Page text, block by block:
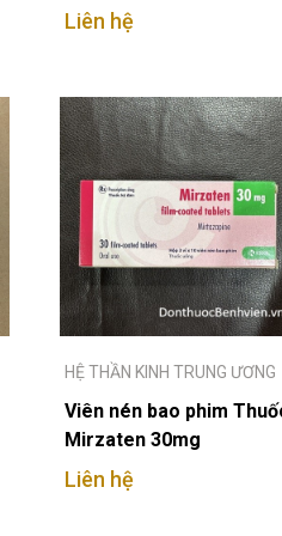
Liên hệ
HỆ THẦN KINH TRUNG ƯƠNG
Viên nén bao phim
Mirzaten 30mg
Liên hệ